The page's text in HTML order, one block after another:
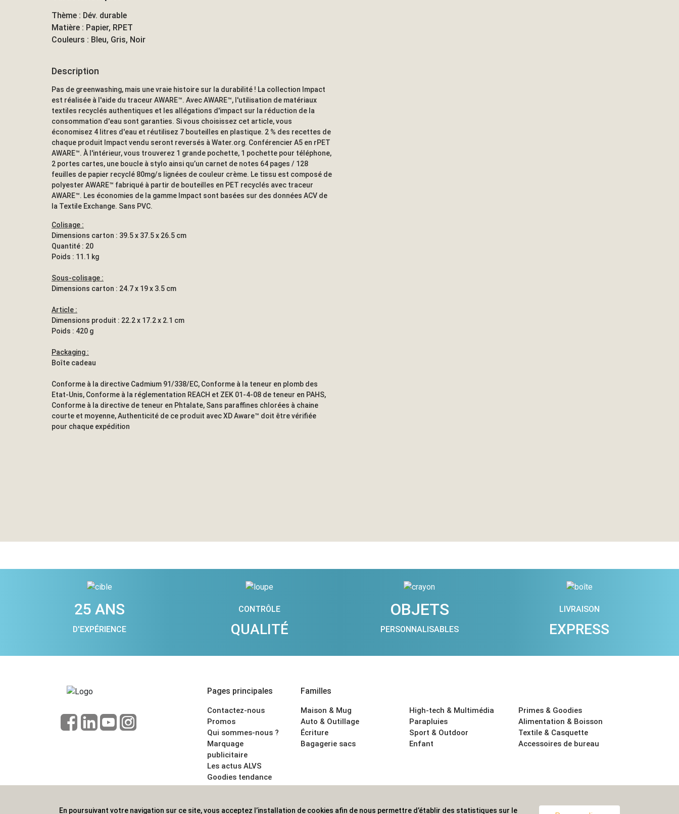
Thème : Dév. durable
Matière : Papier, RPET
Couleurs : Bleu, Gris, Noir
Description
Pas de greenwashing, mais une vraie histoire sur la durabilité ! La collection Impact
est réalisée à l'aide du traceur AWARE™. Avec AWARE™, l'utilisation de matériaux
textiles recyclés authentiques et les allégations d'impact sur la réduction de la
consommation d'eau sont garanties. Si vous choisissez cet article, vous
économisez 4 litres d'eau et réutilisez 7 bouteilles en plastique. 2 % des recettes de
chaque produit Impact vendu seront reversés à Water.org. Conférencier A5 en rPET
AWARE™. À l'intérieur, vous trouverez 1 grande pochette, 1 pochette pour téléphone,
2 portes cartes, une boucle à stylo ainsi qu’un carnet de notes 64 pages / 128
feuilles de papier recyclé 80mg/s lignées de couleur crème. Le tissu est composé de
polyester AWARE™ fabriqué à partir de bouteilles en PET recyclés avec traceur
AWARE™. Les économies de la gamme Impact sont basées sur des données ACV de
la Textile Exchange. Sans PVC.
Colisage :
Dimensions carton : 39.5 x 37.5 x 26.5 cm
Quantité : 20
Poids : 11.1 kg
Sous-colisage :
Dimensions carton : 24.7 x 19 x 3.5 cm
Article :
Dimensions produit : 22.2 x 17.2 x 2.1 cm
Poids : 420 g
Packaging :
Boîte cadeau
Conforme à la directive Cadmium 91/338/EC, Conforme à la teneur en plomb des
Etat-Unis, Conforme à la réglementation REACH et ZEK 01-4-08 de teneur en PAHS,
Conforme à la directive de teneur en Phtalate, Sans paraffines chlorées à chaine
courte et moyenne, Authenticité de ce produit avec XD Aware™ doit être vérifiée
pour chaque expédition
25 ANS
D'EXPÉRIENCE
CONTRÔLE
QUALITÉ
OBJETS
PERSONNALISABLES
LIVRAISON
EXPRESS
Pages principales
Contactez-nous
Promos
Qui sommes-nous ?
Marquage
publicitaire
Les actus ALVS
Goodies tendance
CGV
Familles
Maison & Mug
Auto & Outillage
Écriture
Bagagerie sacs
High-tech & Multimédia
Parapluies
Sport & Outdoor
Enfant
Primes & Goodies
Alimentation & Boisson
Textile & Casquette
Accessoires de bureau
En poursuivant votre navigation sur ce site, vous acceptez l’installation de cookies afin de nous permettre d’établir des statistiques sur le